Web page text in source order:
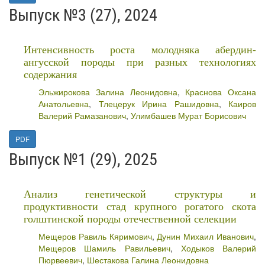
Выпуск №3 (27), 2024
Интенсивность роста молодняка абердин-
ангусской породы при разных технологиях
содержания
Эльжирокова Залина Леонидовна, Краснова Оксана
Анатольевна, Тлецерук Ирина Рашидовна, Каиров
Валерий Рамазанович, Улимбашев Мурат Борисович
PDF
Выпуск №1 (29), 2025
Анализ генетической структуры и
продуктивности стад крупного рогатого скота
голштинской породы отечественной селекции
Мещеров Равиль Кяримович,Дунин Михаил Иванович,
Мещеров Шамиль Равильевич, Ходыков Валерий
Пюрвеевич, Шестакова Галина Леонидовна